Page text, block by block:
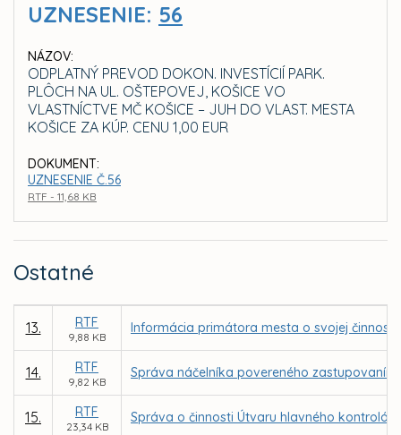
UZNESENIE: 56
NÁZOV:
ODPLATNÝ PREVOD DOKON. INVESTÍCIÍ PARK.
PLÔCH NA UL. OŠTEPOVEJ, KOŠICE VO
VLASTNÍCTVE MČ KOŠICE – JUH DO VLAST. MESTA
KOŠICE ZA KÚP. CENU 1,00 EUR
DOKUMENT:
UZNESENIE Č.56
RTF - 11,68 KB
Ostatné
13. RTF
9,88 KB
Informácia primátora mesta o svojej
14. RTF
9,82 KB
Správa náčelníka povereného zastupovaním
15. RTF
23,34 KB
Správa o činnosti Útvaru hlavného